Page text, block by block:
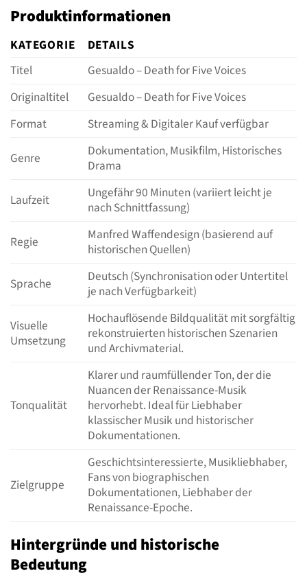
Produktinformationen
KATEGORIE
DETAILS
Titel
Gesualdo – Death for Five Voices
Originaltitel
Gesualdo – Death for Five Voices
Format
Streaming & Digitaler Kauf verfügbar
Genre
Dokumentation, Musikfilm, Historisches
Drama
Laufzeit
Ungefähr 90 Minuten (variiert leicht je
nach Schnittfassung)
Regie
Manfred Waffendesign (basierend auf
historischen Quellen)
Sprache
Deutsch (Synchronisation oder Untertitel
je nach Verfügbarkeit)
Visuelle
Umsetzung
Hochauflösende Bildqualität mit sorgfältig
rekonstruierten historischen Szenarien
und Archivmaterial.
Tonqualität
Klarer und raumfüllender Ton, der die
Nuancen der Renaissance-Musik
hervorhebt. Ideal für Liebhaber
klassischer Musik und historischer
Dokumentationen.
Zielgruppe
Geschichtsinteressierte, Musikliebhaber,
Fans von biographischen
Dokumentationen, Liebhaber der
Renaissance-Epoche.
Hintergründe und historische
Bedeutung